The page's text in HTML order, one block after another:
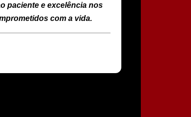
paciente e excelência nos
com a vida.